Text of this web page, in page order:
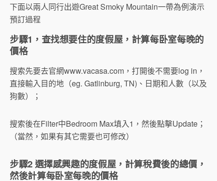
下面以兩人同行出遊Great Smoky Mountain一帶為例演示
預訂過程
步驟1，查找想要住的度假屋，計算每卧室每晚的
價格
搜索先要去官網www.vacasa.com，打開後不需要log in，
直接輸入目的地（eg. Gatlinburg, TN)、日期和人數（以及
狗數）；
搜索後在Filter中Bedroom Max填入1，然後點擊Update；
（當然，如果有其它需要也可修改）
步驟2 選擇感興趣的度假屋，計算稅費後的總價，
然後計算每卧室每晚的價格